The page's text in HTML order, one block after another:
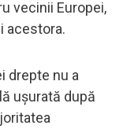
vecinii Europei,
acestora.
drepte nu a
ușurată după